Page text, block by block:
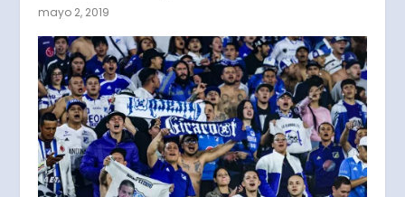
mayo 2, 2019